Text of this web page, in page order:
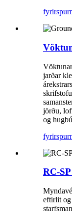
jarðar
jörðu,
og
RC-
eftirlit